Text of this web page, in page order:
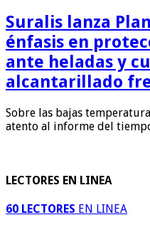
Suralis lanza
énfasis en
ante heladas y
alcantarillado
Sobre las bajas
atento al informe del
LECTORES EN LINEA
60 LECTORES EN LINEA